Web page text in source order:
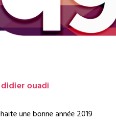
didier ouadi
une bonne année 2019